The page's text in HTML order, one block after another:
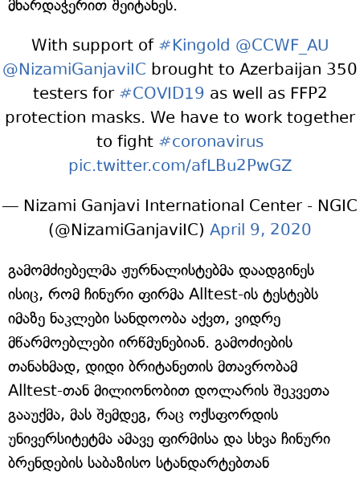
მხარდაჭერით შეიტანეს.
With support of #Kingold @CCWF_AU
@NizamiGanjaviIC brought to Azerbaijan 350
testers for #COVID19 as well as FFP2
protection masks. We have to work together
to fight #coronavirus
pic.twitter.com/afLBu2PwGZ
— Nizami Ganjavi International Center - NGIC
(@NizamiGanjaviIC) April 9, 2020
გამომძიებელმა ჟურნალისტებმა დაადგინეს
ისიც, რომ ჩინური ფირმა Alltest-ის ტესტებს
იმაზე ნაკლები სანდოობა აქვთ, ვიდრე
მწარმოებლები ირწმუნებიან. გამოძიების
თანახმად, დიდი ბრიტანეთის მთავრობამ
Alltest-თან მილიონობით დოლარის შეკვეთა
გააუქმა, მას შემდეგ, რაც ოქსფორდის
უნივერსიტეტმა ამავე ფირმისა და სხვა ჩინური
ბრენდების საბაზისო სტანდარტებთან